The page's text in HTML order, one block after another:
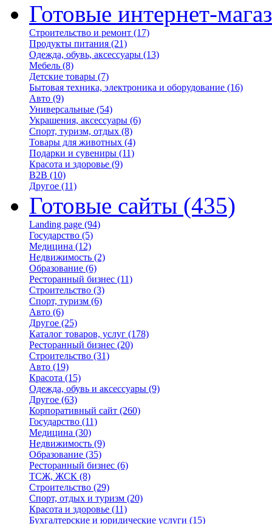
Готовые интернет-
Строительство и ремонт (17)
Продукты питания (21)
Одежда, обувь, аксессуары (13)
Мебель (8)
Детские товары (7)
Бытовая техника, электроника и оборудование (16)
Авто (9)
Универсальные (54)
Украшения, аксессуары (6)
Спорт, туризм, отдых (8)
Товары для животных (4)
Подарки и сувениры (11)
Красота и здоровье (9)
B2B (10)
Другое (11)
Готовые сайты (435)
Landing page (94)
Государство (5)
Медицина (12)
Недвижимость (2)
Образование (6)
Ресторанный бизнес (11)
Строительство (3)
Спорт, туризм (6)
Авто (6)
Другое (25)
Каталог товаров, услуг (178)
Ресторанный бизнес (20)
Строительство (31)
Авто (19)
Красота (15)
Одежда, обувь и аксессуары (9)
Другое (63)
Корпоративный сайт (260)
Государство (11)
Медицина (30)
Недвижимость (9)
Образование (35)
Ресторанный бизнес (6)
ТСЖ, ЖСК (8)
Строительство (29)
Спорт, отдых и туризм (20)
Красота и здоровье (11)
Бухгалтерские и юридические услуги (15)